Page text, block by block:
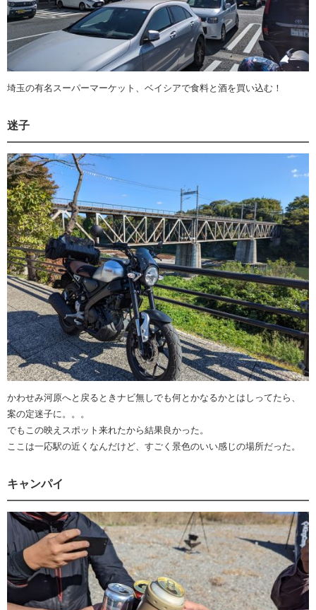
埼玉の有名スーパーマーケット、ベイシアで食料と酒を買い込む！
迷子
かわせみ河原へと戻るときナビ無しでも何とかなるかとはしってたら、
案の定迷子に。。。
でもこの映えスポット来れたから結果良かった。
ここは一応駅の近くなんだけど、すごく景色のいい感じの場所だった。
キャンパイ